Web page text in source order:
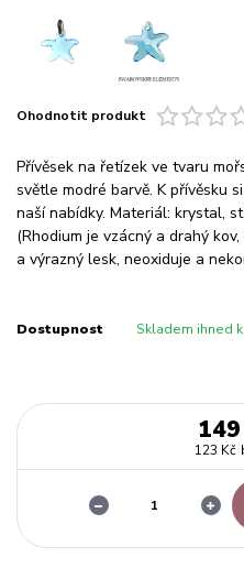
Ohodnotit produkt
Přívěsek na řetízek ve tvaru
světle modré barvě. K přívěsku
naší nabídky. Materiál: krystal,
(Rhodium je vzácný a drahý
a výrazný lesk, neoxiduje a
Dostupnost Skladem ihned
123 Kč